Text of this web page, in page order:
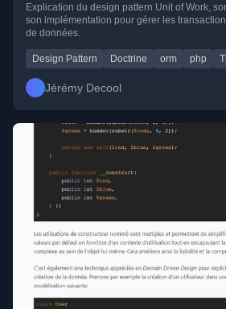
Explication du design pattern Unit of Work,
son implémentation pour gérer les
de données.
Design Pattern Doctrine orm php
Jérémy Decool